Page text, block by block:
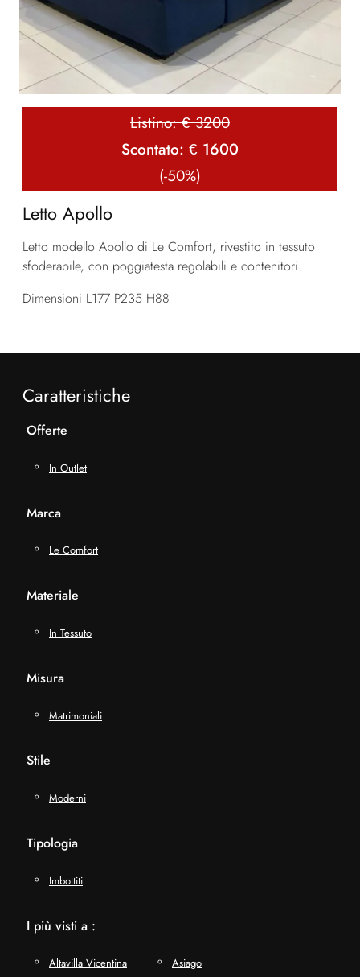
Listino: € 3200
Scontato: € 1600
(-50%)
Letto Apollo
Letto modello Apollo di Le Comfort, rivestito in tessuto
sfoderabile, con poggiatesta regolabili e contenitori.
Dimensioni L177 P235 H88
Caratteristiche
Offerte
In Outlet
Marca
Le Comfort
Materiale
In Tessuto
Misura
Matrimoniali
Stile
Moderni
Tipologia
Imbottiti
I più visti a :
Altavilla Vicentina Asiago